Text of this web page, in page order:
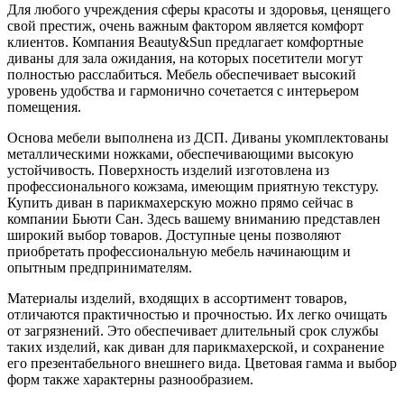
Для любого учреждения сферы красоты и здоровья, ценящего
свой престиж, очень важным фактором является комфорт
клиентов. Компания Beauty&Sun предлагает комфортные
диваны для зала ожидания, на которых посетители могут
полностью расслабиться. Мебель обеспечивает высокий
уровень удобства и гармонично сочетается с интерьером
помещения.
Основа мебели выполнена из ДСП. Диваны укомплектованы
металлическими ножками, обеспечивающими высокую
устойчивость. Поверхность изделий изготовлена из
профессионального кожзама, имеющим приятную текстуру.
Купить диван в парикмахерскую можно прямо сейчас в
компании Бьюти Сан. Здесь вашему вниманию представлен
широкий выбор товаров. Доступные цены позволяют
приобретать профессиональную мебель начинающим и
опытным предпринимателям.
Материалы изделий, входящих в ассортимент товаров,
отличаются практичностью и прочностью. Их легко очищать
от загрязнений. Это обеспечивает длительный срок службы
таких изделий, как диван для парикмахерской, и сохранение
его презентабельного внешнего вида. Цветовая гамма и выбор
форм также характерны разнообразием.